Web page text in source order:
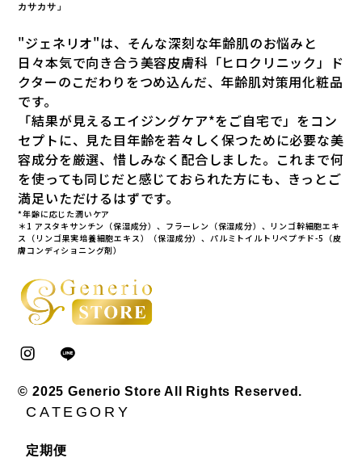
カサカサ」
"ジェネリオ"は、そんな深刻な年齢肌のお悩みと
日々本気で向き合う美容皮膚科「ヒロクリニック」ド
クターのこだわりをつめ込んだ、年齢肌対策用化粧品
です。
「結果が見えるエイジングケア*をご自宅で」をコン
セプトに、見た目年齢を若々しく保つために必要な美
容成分を厳選、惜しみなく配合しました。これまで何
を使っても同じだと感じておられた方にも、きっとご
満足いただけるはずです。
*年齢に応じた潤いケア
＊1 アスタキサンチン（保湿成分）、フラーレン（保湿成分）、リンゴ幹細胞エキ
ス（リンゴ果実培養細胞エキス）（保湿成分）、パルミトイルトリペプチド-5（皮
膚コンディショニング剤）
© 2025 Generio Store All Rights Reserved.
CATEGORY
定期便